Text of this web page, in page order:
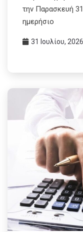
την Παρασκευή
ημερήσιο
31 Ιουλίου, 2026